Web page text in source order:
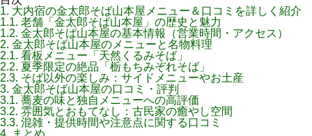
1. 大内宿の金太郎そば山本屋メニュー＆口コミを詳しく紹介
1.1. 老舗「金太郎そば山本屋」の歴史と魅力
1.2. 金太郎そば山本屋の基本情報（営業時間・アクセス）
2. 金太郎そば山本屋のメニューと名物料理
2.1. 看板メニュー「天然くるみそば」
2.2. 夏季限定の絶品「栃もちみぞれそば」
2.3. そば以外の楽しみ：サイドメニューやお土産
3. 金太郎そば山本屋の口コミ・評判
3.1. 蕎麦の味と独自メニューへの高評価
3.2. 雰囲気とおもてなし：古民家の癒やし空間
3.3. 混雑・提供時間や注意点に関する口コミ
4. まとめ